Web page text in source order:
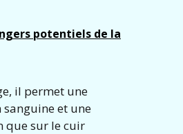
potentiels de la
il permet une
et une
que sur le cuir